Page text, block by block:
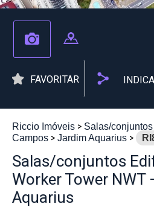
FAVORITAR
Riccio Imóveis Salas/conjuntos
Campos
Jardim Aquarius
Salas/conjuntos
Worker Tower NWT
Aquarius